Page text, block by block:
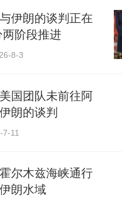
伊朗的谈判正在
阶段推进
8-3
国团队未前往阿
朗的谈判
7-11
尔木兹海峡通行
朗水域